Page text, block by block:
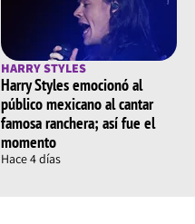
HARRY STYLES
Harry Styles emocionó al
público mexicano al cantar
famosa ranchera; así fue el
momento
Hace 4 días